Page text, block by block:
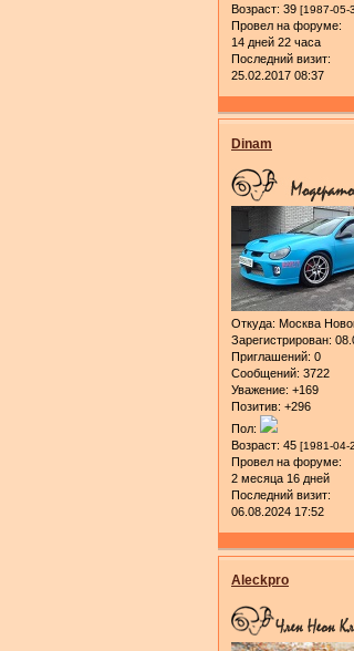
Возраст: 39 [1987-05-
Провел на форуме:
14 дней 22 часа
Последний визит:
25.02.2017 08:37
Dinam
Откуда: Москва
Зарегистрирован:
Приглашений: 0
Сообщений: 3722
Уважение: +169
Позитив: +296
Пол:
Возраст: 45 [1981-04-
Провел на форуме:
2 месяца 16 дней
Последний визит:
06.08.2024 17:52
Aleckpro